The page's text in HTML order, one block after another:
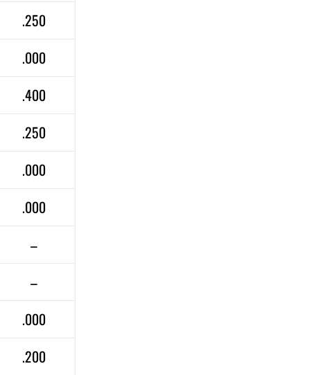
.250
.000
.400
.250
.000
.000
–
–
.000
.200